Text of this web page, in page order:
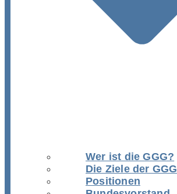
Wer ist die GGG?
Die Ziele der GGG
Positionen